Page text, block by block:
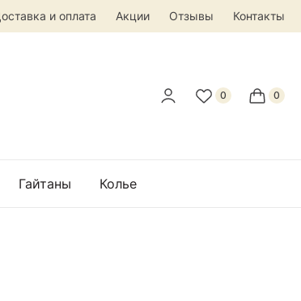
и оплата Акции Отзывы Контакты
Гайтаны Колье